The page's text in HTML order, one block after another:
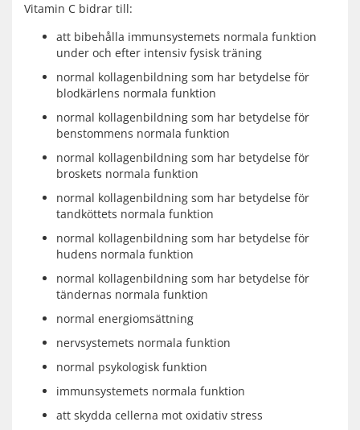
Vitamin C bidrar till:
att bibehålla immunsystemets normala funktion
under och efter intensiv fysisk träning
normal kollagenbildning som har betydelse för
blodkärlens normala funktion
normal kollagenbildning som har betydelse för
benstommens normala funktion
normal kollagenbildning som har betydelse för
broskets normala funktion
normal kollagenbildning som har betydelse för
tandköttets normala funktion
normal kollagenbildning som har betydelse för
hudens normala funktion
normal kollagenbildning som har betydelse för
tändernas normala funktion
normal energiomsättning
nervsystemets normala funktion
normal psykologisk funktion
immunsystemets normala funktion
att skydda cellerna mot oxidativ stress